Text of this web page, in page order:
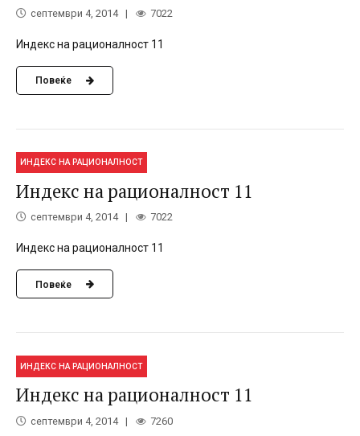
септември 4, 2014 7022
Индекс на рационалност 11
Повеќе
ИНДЕКС НА РАЦИОНАЛНОСТ
Индекс на рационалност 11
септември 4, 2014 7022
Индекс на рационалност 11
Повеќе
ИНДЕКС НА РАЦИОНАЛНОСТ
Индекс на рационалност 11
септември 4, 2014 7260